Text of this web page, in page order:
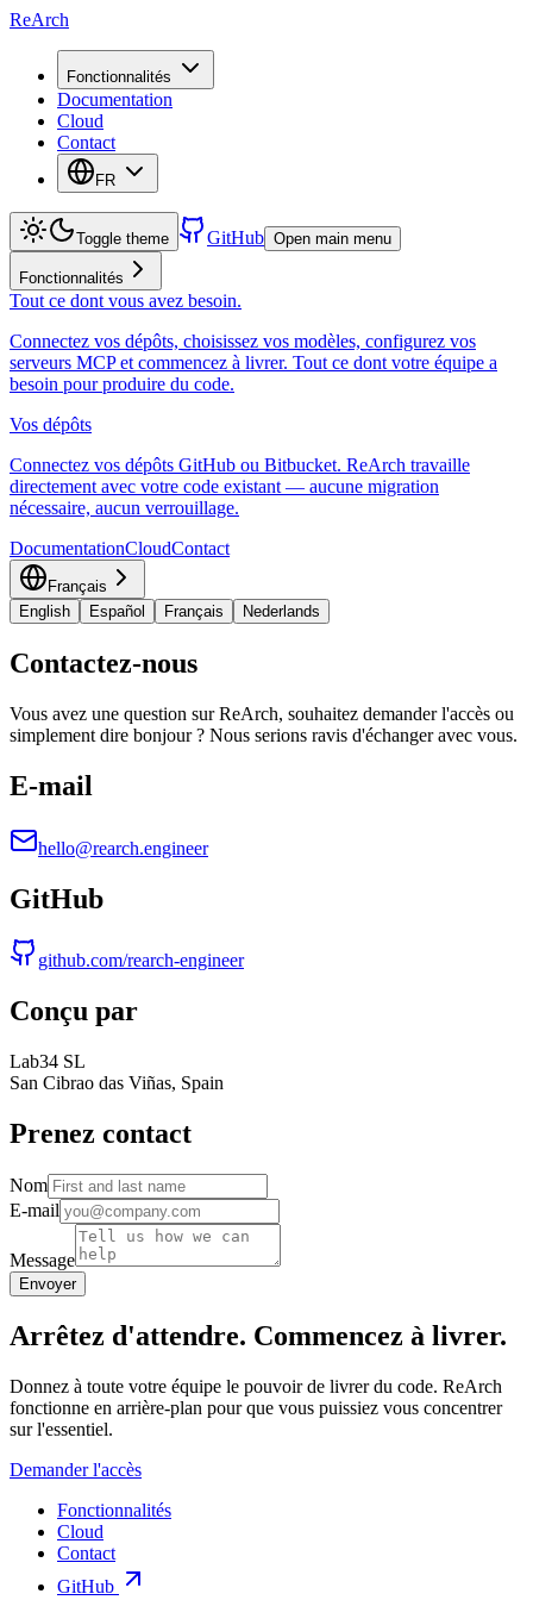
ReArch
Fonctionnalités
Documentation
Cloud
Contact
FR
Toggle theme GitHub Open main menu
Fonctionnalités
Tout ce dont vous avez besoin.
Connectez vos dépôts, choisissez vos modèles, configurez vos
serveurs MCP et commencez à livrer. Tout ce dont votre équipe a
besoin pour produire du code.
Vos dépôts
Connectez vos dépôts GitHub ou Bitbucket. ReArch travaille
directement avec votre code existant — aucune migration
nécessaire, aucun verrouillage.
DocumentationCloudContact
Français
English
Español Français Nederlands
Contactez-nous
Vous avez une question sur ReArch, souhaitez demander l'accès ou
simplement dire bonjour ? Nous serions ravis d'échanger avec vous.
E-mail
hello@rearch.engineer
GitHub
github.com/rearch-engineer
Conçu par
Lab34 SL
San Cibrao das Viñas, Spain
Prenez contact
Nom
E-mail
Message
Envoyer
Arrêtez d'attendre. Commencez à livrer.
Donnez à toute votre équipe le pouvoir de livrer du code. ReArch
fonctionne en arrière-plan pour que vous puissiez vous concentrer
sur l'essentiel.
Demander l'accès
Fonctionnalités
Cloud
Contact
GitHub